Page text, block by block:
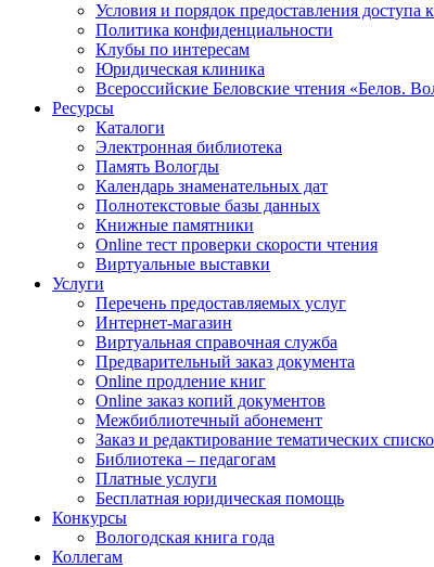
Условия и порядок предоставления доступа
Политика конфиденциальности
Клубы по интересам
Юридическая клиника
Всероссийские Беловские чтения «Белов.
Ресурсы
Каталоги
Электронная библиотека
Память Вологды
Календарь знаменательных дат
Полнотекстовые базы данных
Книжные памятники
Online тест проверки скорости чтения
Виртуальные выставки
Услуги
Перечень предоставляемых услуг
Интернет-магазин
Виртуальная справочная служба
Предварительный заказ документа
Online продление книг
Online заказ копий документов
Межбиблиотечный абонемент
Заказ и редактирование тематических
Библиотека – педагогам
Платные услуги
Бесплатная юридическая помощь
Конкурсы
Вологодская книга года
Коллегам